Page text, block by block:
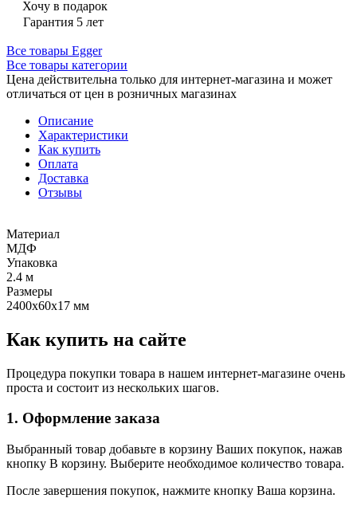
Хочу в подарок
Гарантия 5 лет
Все товары Egger
Все товары категории
Цена действительна только для интернет-магазина и может
отличаться от цен в розничных магазинах
Описание
Характеристики
Как купить
Оплата
Доставка
Отзывы
Материал
МДФ
Упаковка
2.4 м
Размеры
2400х60х17 мм
Как купить на сайте
Процедура покупки товара в нашем интернет-магазине очень
проста и состоит из нескольких шагов.
1. Оформление заказа
Выбранный товар добавьте в корзину Ваших покупок, нажав
кнопку В корзину. Выберите необходимое количество товара.
После завершения покупок, нажмите кнопку Ваша корзина.